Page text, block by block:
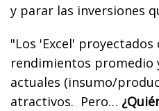
y parar las inversiones
"Los 'Excel'
rendimientos promedio
actuales (insumo/
atractivos. Pero…